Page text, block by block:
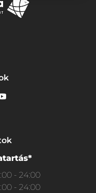
- 24:00
- 24:00